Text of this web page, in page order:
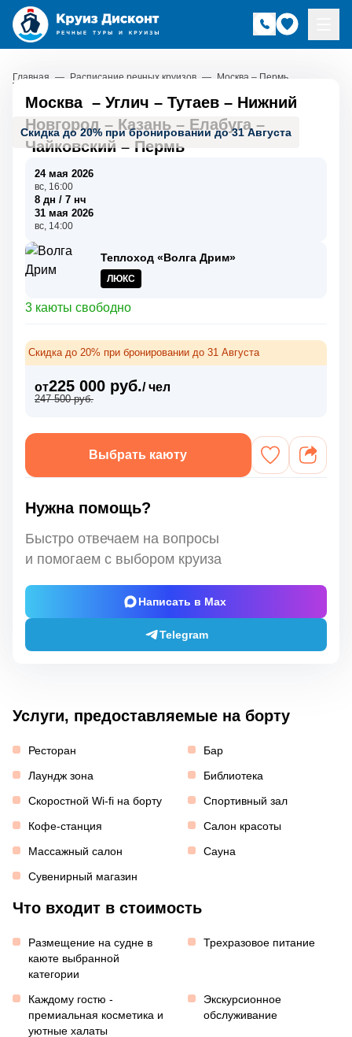
Главная — Расписание речных круизов — Москва – Пермь
Скидка до 20% при бронировании до 31 Августа
Москва – Углич – Тутаев – Нижний
Новгород– Казань – Елабуга–
Чайковский – Пермь
24 мая 2026
вс, 16:00
8 дн / 7 нч
31 мая 2026
вс, 14:00
Теплоход «Волга Дрим»
ЛЮКС
3 каюты свободно
Скидка до 20% при бронировании до 31 Августа
от225 000 руб./ чел
247 500 руб.
Выбрать каюту
Нужна помощь?
Быстро отвечаем на вопросы
и помогаем с выбором круиза
Написать в Max
Telegram
Услуги, предоставляемые на борту
Ресторан
Бар
Лаундж зона
Библиотека
Скоростной Wi-fi на борту
Спортивный зал
Кофе-станция
Салон красоты
Массажный салон
Сауна
Сувенирный магазин
Что входит в стоимость
Размещение на судне в
каюте выбранной
категории
Трехразовое питание
Каждому гостю -
премиальная косметика и
уютные халаты
Экскурсионное
обслуживание